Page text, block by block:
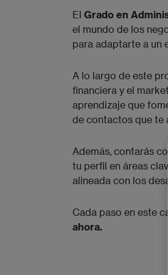
El Grado en
el mundo de los
para adaptarte a un
A lo largo de este
financiera y el
aprendizaje que
de contactos que te
Además, contarás
tu perfil en áreas
alineada con los
Cada paso en este
ahora.